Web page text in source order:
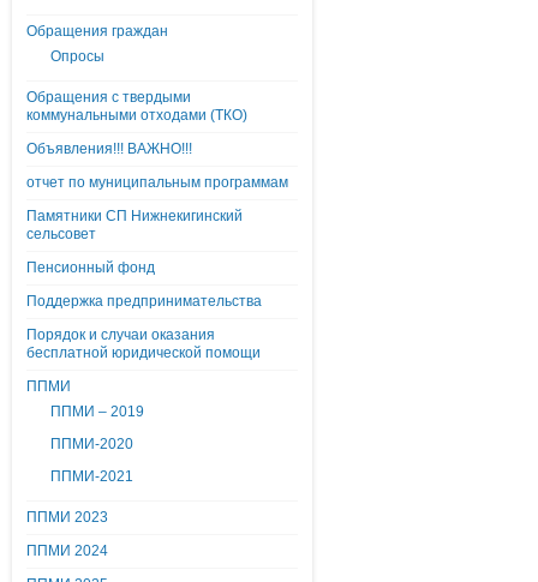
Обращения граждан
Опросы
Обращения с твердыми
коммунальными отходами (ТКО)
Объявления!!! ВАЖНО!!!
отчет по муниципальным программам
Памятники СП Нижнекигинский
сельсовет
Пенсионный фонд
Поддержка предпринимательства
Порядок и случаи оказания
бесплатной юридической помощи
ППМИ
ППМИ – 2019
ППМИ-2020
ППМИ-2021
ППМИ 2023
ППМИ 2024